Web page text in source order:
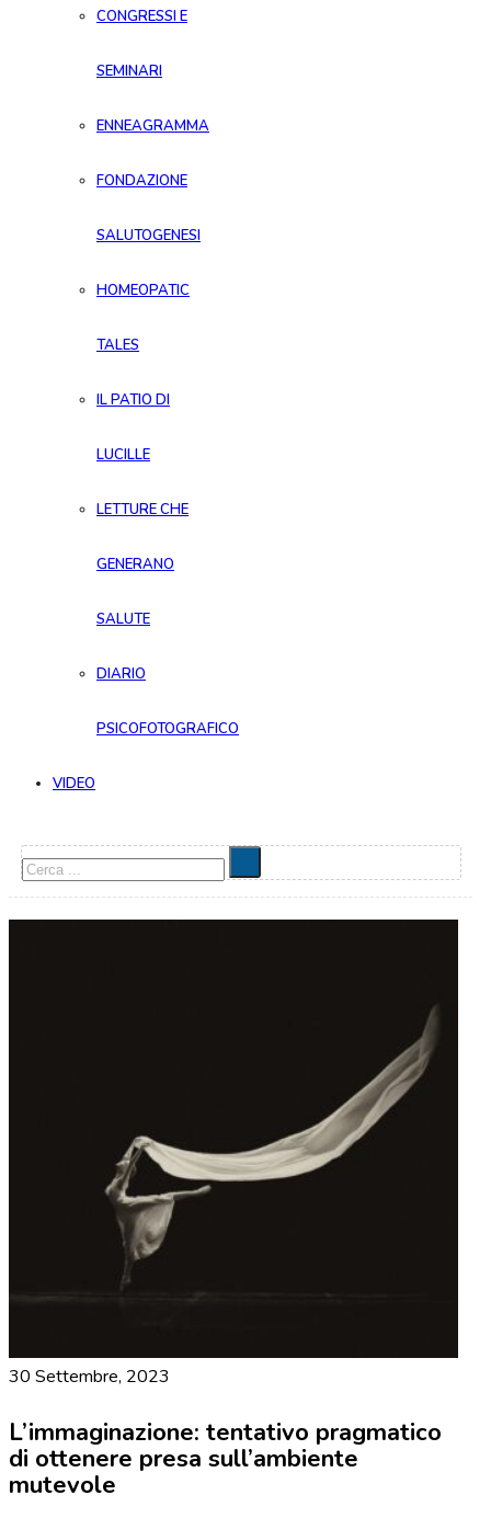
CONGRESSI E
SEMINARI
ENNEAGRAMMA
FONDAZIONE
SALUTOGENESI
HOMEOPATIC
TALES
IL PATIO DI
LUCILLE
LETTURE CHE
GENERANO
SALUTE
DIARIO
PSICOFOTOGRAFICO
VIDEO
Cerca
30 Settembre, 2023
L’immaginazione: tentativo pragmatico
di ottenere presa sull’ambiente
mutevole